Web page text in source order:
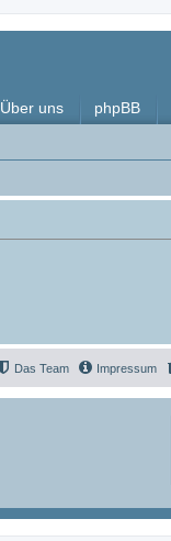
Über uns phpBB
Impressum
Das Team